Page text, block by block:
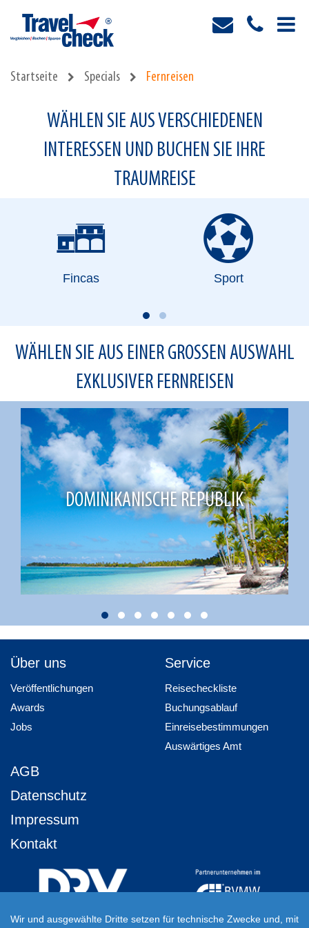
Startseite Specials Fernreisen
WÄHLEN SIE AUS VERSCHIEDENEN
INTERESSEN UND BUCHEN SIE IHRE
TRAUMREISE
Fincas Sport
WÄHLEN SIE AUS EINER GROSSEN AUSWAHL E
XKLUSIVER FERNREISEN
DOMINIKANISCHE REPUBLIK
Über uns
Veröffentlichungen
Awards
Jobs
Service
Reisecheckliste
Buchungsablauf
Einreisebestimmungen
Auswärtiges Amt
AGB
Datenschutz
Impressum
Kontakt
Wir und ausgewählte Dritte setzen für technische Zwecke und, mit